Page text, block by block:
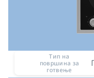
Тип на
површина за
готвење